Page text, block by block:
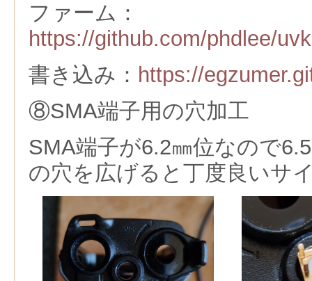
ファーム：
https://github.com/phdlee/
書き込み： https://
⑧SMA端子用の穴加工
SMA端子が6.2㎜位なので
の穴を広げると丁度良いサ